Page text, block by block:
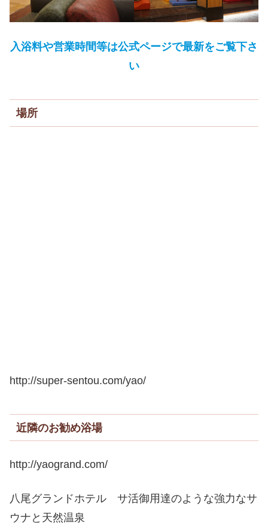
入浴料や営業時間等は公式ページで最新をご覧下さ
い
場所
http://super-sentou.com/yao/
近隣のお勧め浴場
http://yaogrand.com/
八尾グランドホテル サ活御用達のような強力なサ
ウナと天然温泉